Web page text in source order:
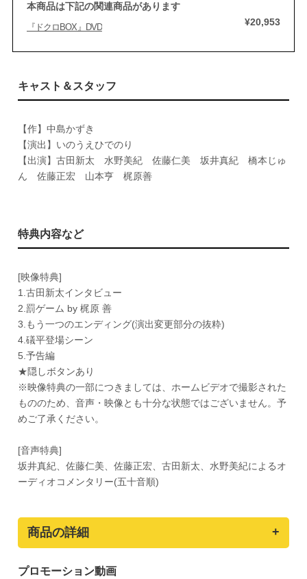
本商品は下記の関連商品があります
『ドクロBOX』DVD ¥20,953
キャスト＆スタッフ
【作】中島かずき
【演出】いのうえひでのり
【出演】古田新太 水野美紀 佐藤仁美 坂井真紀 橋本じゅ
ん 佐藤正宏 山本亨 梶原善
特典内容など
[映像特典]
1.古田新太インタビュー
2.罰ゲーム by 梶原 善
3.もう一つのエンディング(演出変更部分の抜粋)
4.礒平登場シーン
5.予告編
★隠しボタンあり
※映像特典の一部につきましては、ホームビデオで撮影された
もののため、音声・映像とも十分な状態ではございません。予
めご了承ください。
[音声特典]
坂井真紀、佐藤仁美、佐藤正宏、古田新太、水野美紀によるオ
ーディオコメンタリー(五十音順)
商品の詳細
プロモーション動画